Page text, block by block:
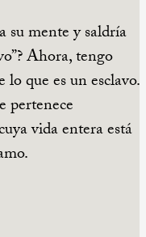
su mente y saldría
Ahora, tengo
lo que es un esclavo.
pertenece
vida entera está